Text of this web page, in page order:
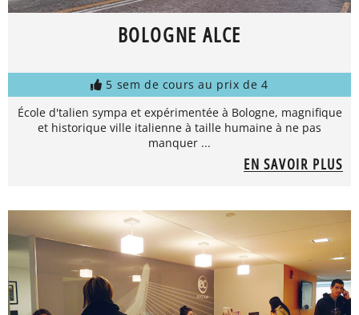
BOLOGNE ALCE
5 sem de cours au prix de 4
École d'talien sympa et expérimentée à Bologne, magnifique
et historique ville italienne à taille humaine à ne pas
manquer ...
EN SAVOIR PLUS